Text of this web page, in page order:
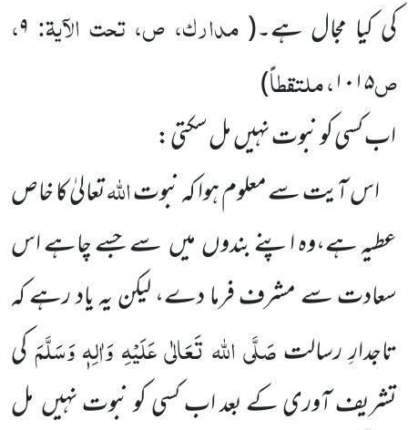
کی کیا مجال ہے۔( مدارک، ص، تحت الآیۃ: ۹،
ص۱۰۱۵، ملتقطاً)
اب کسی کو نبوت نہیں مل سکتی :
اس آیت سے معلوم ہوا کہ نبوتاللہتعالیٰ کا خاص
عطیہ ہے،وہ اپنے بندوں میں سے جسے چاہے اس
سعادت سے مشرف فرما دے، لیکن یہ یاد رہے کہ
تاجدارِ رسالتصَلَّی اللہ تَعَالٰی عَلَیْہِ وَاٰلِہٖ وَسَلَّمَکی
تشریف آوری کے بعد اب کسی کو نبوت نہیں مل